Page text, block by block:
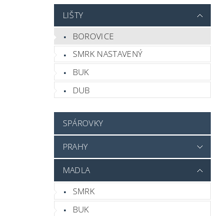
LIŠTY
BOROVICE
SMRK NASTAVENÝ
BUK
DUB
SPÁROVKY
PRAHY
MADLA
SMRK
BUK